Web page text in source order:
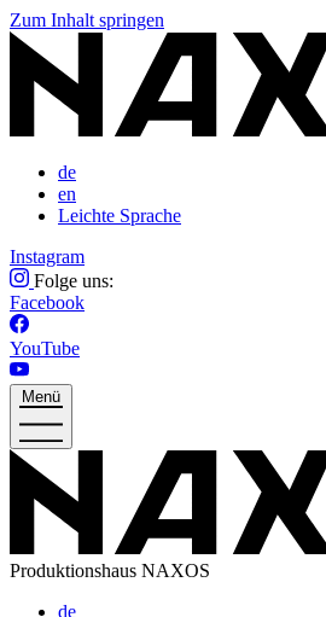
Zum Inhalt springen
de
en
Leichte Sprache
Instagram
Folge uns:
Facebook
YouTube
Menü
Produktionshaus NAXOS
de